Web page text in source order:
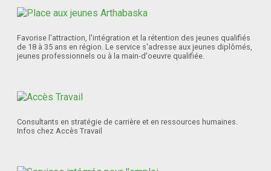
Favorise l'attraction, l'intégration et la rétention des jeunes qualifiés
de 18 à 35 ans en région. Le service s'adresse aux jeunes diplômés,
jeunes professionnels ou à la main-d'oeuvre qualifiée.
Consultants en stratégie de carrière et en ressources humaines.
Infos chez Accès Travail